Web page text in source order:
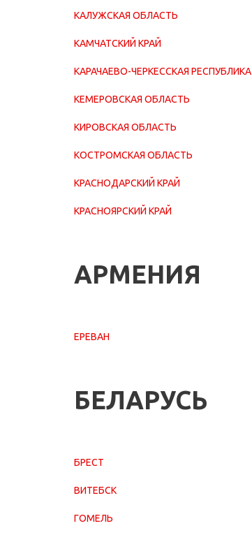
КАЛУЖСКАЯ ОБЛАСТЬ
КАМЧАТСКИЙ КРАЙ
КАРАЧАЕВО-ЧЕРКЕССКАЯ РЕСПУБЛИКА
КЕМЕРОВСКАЯ ОБЛАСТЬ
КИРОВСКАЯ ОБЛАСТЬ
КОСТРОМСКАЯ ОБЛАСТЬ
КРАСНОДАРСКИЙ КРАЙ
КРАСНОЯРСКИЙ КРАЙ
АРМЕНИЯ
ЕРЕВАН
БЕЛАРУСЬ
БРЕСТ
ВИТЕБСК
ГОМЕЛЬ